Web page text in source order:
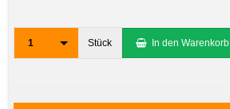
1 Stück In den Warenkorb